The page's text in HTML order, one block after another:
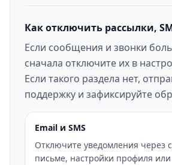
Как отключить рассылки,
Если сообщения и звонки
сначала отключите их в
Если такого раздела нет,
поддержку и зафиксируйте
Email и SMS
Отключите уведомления через
письме, настройки профиля